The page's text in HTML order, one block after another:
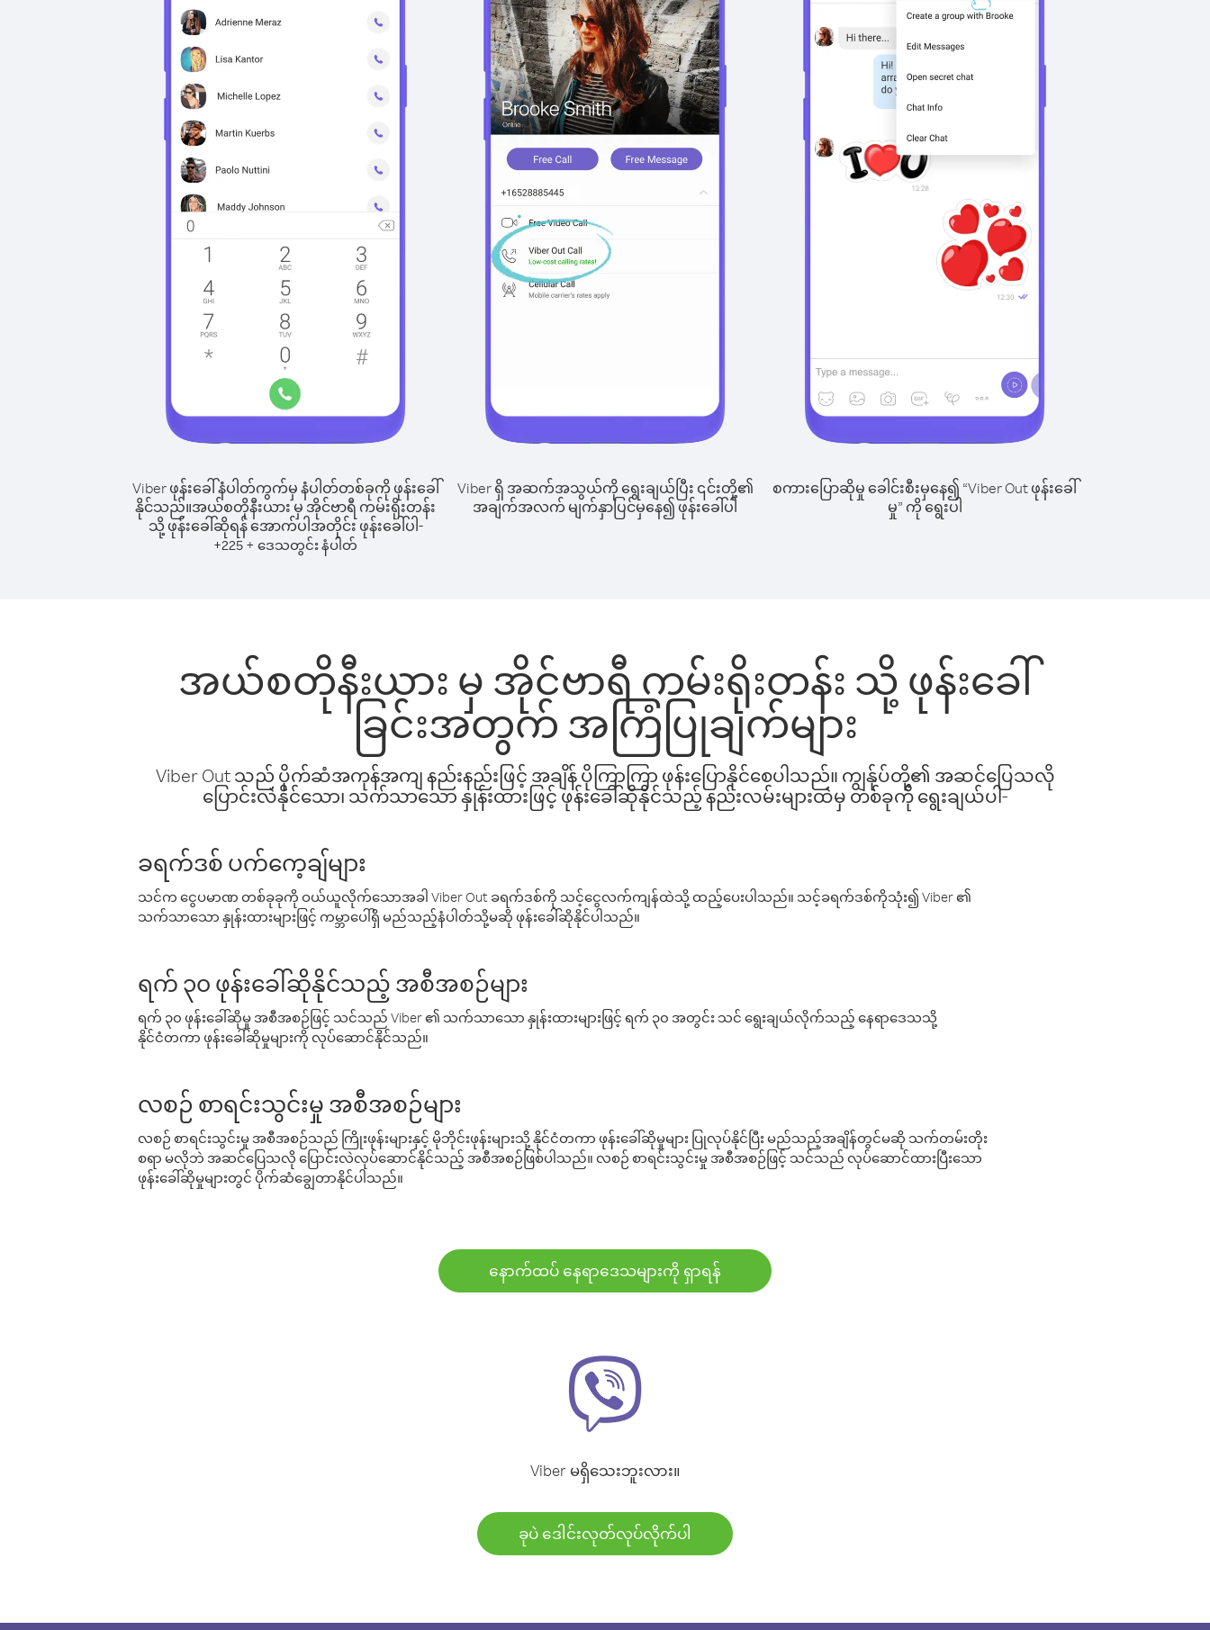
Viber ဖုန်းခေါ်နံပါတ်ကွက်မှ နံပါတ်တစ်ခုကို ဖုန်းခေါ်
နိုင်သည်။အယ်စတိုနီးယား မှ အိုင်ဗာရီ ကမ်းရိုးတန်း
သို့ ဖုန်းခေါ်ဆိုရန် အောက်ပါအတိုင်း ဖုန်းခေါ်ပါ-
+225 + ဒေသတွင်း နံပါတ်
Viber ရှိ အဆက်အသွယ်ကို ရွေးချယ်ပြီး ၎င်းတို့၏
အချက်အလက် မျက်နှာပြင်မှနေ၍ ဖုန်းခေါ်ပါ
စကားပြောဆိုမှု ခေါင်းစီးမှနေ၍ “Viber Out ဖုန်းခေါ်
မှု” ကို ရွေးပါ
အယ်စတိုနီးယား မှ အိုင်ဗာရီ ကမ်းရိုးတန်း သို့ ဖုန်းခေါ်
ခြင်းအတွက် အကြံပြုချက်များ
Viber Out သည် ပိုက်ဆံအကုန်အကျ နည်းနည်းဖြင့် အချိန် ပိုကြာကြာ ဖုန်းပြောနိုင်စေပါသည်။ ကျွန်ုပ်တို့၏ အဆင်ပြေသလို
ပြောင်းလဲနိုင်သော၊ သက်သာသော နှုန်းထားဖြင့် ဖုန်းခေါ်ဆိုနိုင်သည့် နည်းလမ်းများထဲမှ တစ်ခုကို ရွေးချယ်ပါ-
ခရက်ဒစ် ပက်ကေ့ချ်များ
သင်က ငွေပမာဏ တစ်ခုခုကို ဝယ်ယူလိုက်သောအခါ Viber Out ခရက်ဒစ်ကို သင့်ငွေလက်ကျန်ထဲသို့ ထည့်ပေးပါသည်။ သင့်ခရက်ဒစ်ကိုသုံး၍ Viber ၏
သက်သာသော နှုန်းထားများဖြင့် ကမ္ဘာပေါ်ရှိ မည်သည့်နံပါတ်သို့မဆို ဖုန်းခေါ်ဆိုနိုင်ပါသည်။
ရက် ၃၀ ဖုန်းခေါ်ဆိုနိုင်သည့် အစီအစဉ်များ
ရက် ၃၀ ဖုန်းခေါ်ဆိုမှု အစီအစဉ်ဖြင့် သင်သည် Viber ၏ သက်သာသော နှုန်းထားများဖြင့် ရက် ၃၀ အတွင်း သင် ရွေးချယ်လိုက်သည့် နေရာဒေသသို့
နိုင်ငံတကာ ဖုန်းခေါ်ဆိုမှုများကို လုပ်ဆောင်နိုင်သည်။
လစဉ် စာရင်းသွင်းမှု အစီအစဉ်များ
လစဉ် စာရင်းသွင်းမှု အစီအစဉ်သည် ကြိုးဖုန်းများနှင့် မိုဘိုင်းဖုန်းများသို့ နိုင်ငံတကာ ဖုန်းခေါ်ဆိုမှုများ ပြုလုပ်နိုင်ပြီး မည်သည့်အချိန်တွင်မဆို သက်တမ်းတိုး
စရာ မလိုဘဲ အဆင်ပြေသလို ပြောင်းလဲလုပ်ဆောင်နိုင်သည့် အစီအစဉ်ဖြစ်ပါသည်။ လစဉ် စာရင်းသွင်းမှု အစီအစဉ်ဖြင့် သင်သည် လုပ်ဆောင်ထားပြီးသော
ဖုန်းခေါ်ဆိုမှုများတွင် ပိုက်ဆံချွေတာနိုင်ပါသည်။
နောက်ထပ် နေရာဒေသများကို ရှာရန်
Viber မရှိသေးဘူးလား။
ခုပဲ ဒေါင်းလုတ်လုပ်လိုက်ပါ